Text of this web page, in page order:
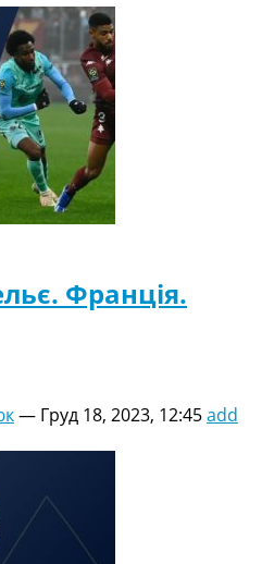
Франція.
— Груд 18, 2023, 12:45add